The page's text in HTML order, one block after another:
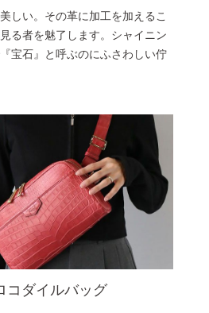
しい。その革に加工を加えるこ
る者を魅了します。シャイニン
宝石』と呼ぶのにふさわしい佇
コダイルバッグ